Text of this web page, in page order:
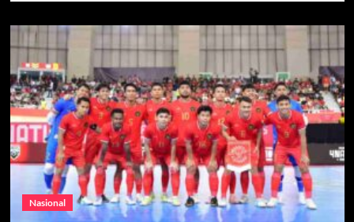
Pelita
Perkuat
Skuad
Jelang
Playoffs
IBL
2026,
Rekrut
Perrin
Buford
Jadi
Sorotan
Nasional